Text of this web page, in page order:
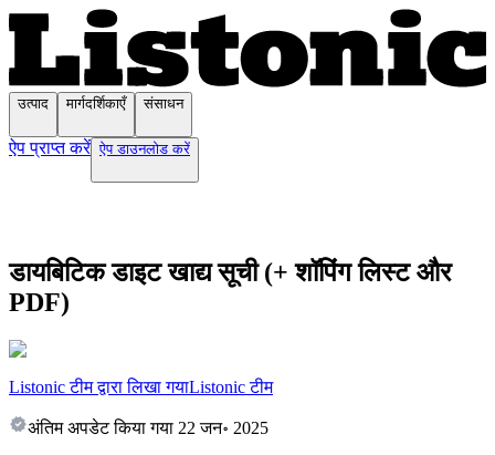
उत्पाद मार्गदर्शिकाएँ संसाधन
ऐप प्राप्त करें ऐप डाउनलोड करें
डायबिटिक डाइट खाद्य सूची (+ शॉपिंग लिस्ट और
PDF)
Listonic टीम द्वारा लिखा गयाListonic टीम
अंतिम अपडेट किया गया 22 जन॰ 2025